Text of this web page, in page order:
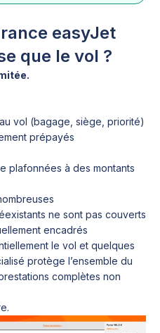
easyJet
que le vol ?
vol (bagage, siège, priorité)
prépayés
plafonnées à des montants
ne sont pas couverts
encadrés
le vol et quelques
protège l’ensemble du
complètes non